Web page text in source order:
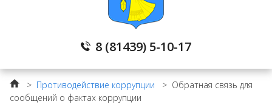
8 (81439) 5-10-17
Градостроительное зонирование
> Противодействие коррупции > Обратная связь для
сообщений о фактах коррупции